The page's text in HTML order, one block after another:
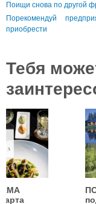
Поищи снова по другой
Порекомендуй
приобрести
Тебя